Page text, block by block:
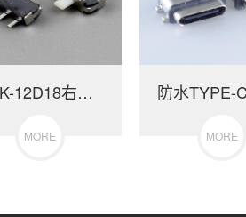
MSK-12D18右复位带固定脚
MORE MORE